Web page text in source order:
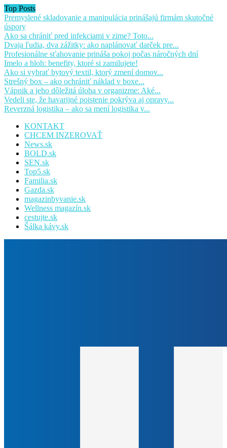
Top Posts
Premyslené skladovanie a manipulácia prinášajú firmám skutočné
úspory
Ako sa chrániť pred infekciami v zime? Toto...
Dvaja ľudia, dva zážitky: ako naplánovať darček pre...
Profesionálne sťahovanie prináša pokoj počas náročných dní
Imelo a hloh: benefity, ktoré si zamilujete!
Ako si vybrať bytový textil, ktorý zmení domov...
Strešný box – ako ochrániť náklad v boxe...
Vápnik a jeho dôležitá úloha v organizme: Aké...
Vedeli ste, že havarijné poistenie pokrýva aj opravy...
Reverzná logistika – ako sa mení logistika v...
KONTAKT
CHCEM INZEROVAŤ
News.sk
BOLD.sk
SEN.sk
Top5.sk
Familia.sk
Gazda.sk
magazinbyvanie.sk
Wellness magazín.sk
cestujte.sk
Šálka kávy.sk